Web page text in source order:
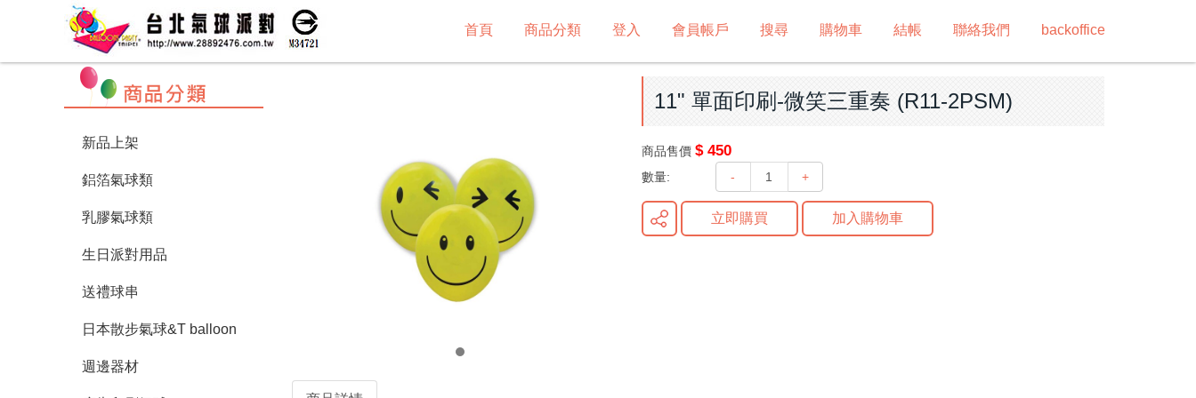
首頁 商品分類 登入 會員帳戶 搜尋 購物車 結帳 聯絡我們 backoffice
新品上架
鋁箔氣球類
乳膠氣球類
生日派對用品
送禮球串
日本散步氣球&T balloon
週邊器材
11" 單面印刷-微笑三重奏 (R11-2PSM)
商品售價 $ 450
數量: - +
立即購買 加入購物車